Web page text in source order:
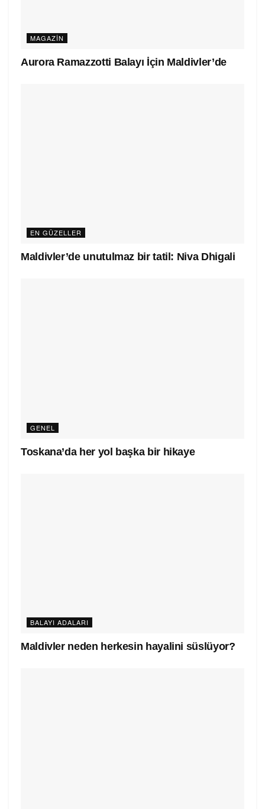
MAGAZIN
Aurora Ramazzotti Balayı İçin Maldivler’de
EN GÜZELLER
Maldivler’de unutulmaz bir tatil: Niva Dhigali
GENEL
Toskana’da her yol başka bir hikaye
BALAYI ADALARI
Maldivler neden herkesin hayalini süslüyor?